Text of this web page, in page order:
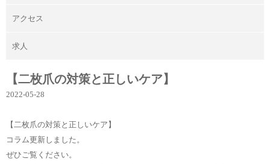
アクセス
求人
【二枚爪の対策と正しいケア】
2022-05-28
【二枚爪の対策と正しいケア】
コラム更新しました。
ぜひご覧ください。